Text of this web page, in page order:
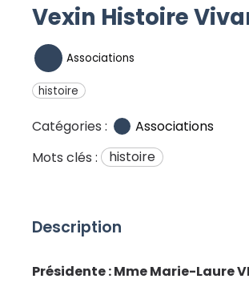
Vexin Histoire
Associations
histoire
Catégories :
Associations
Mots clés :
histoire
Description
Présidente : Mme Marie-Laure